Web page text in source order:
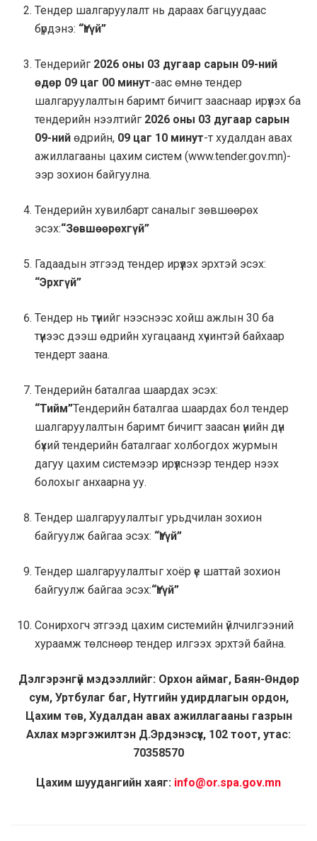
Тендер шалгаруулалт нь дараах багцуудаас
бүрдэнэ: “Үгүй”
Тендерийг 2026 оны 03 дугаар сарын 09-ний
өдөр 09 цаг 00 минут-аас өмнө тендер
шалгаруулалтын баримт бичигт зааснаар ирүүлэх ба
тендерийн нээлтийг 2026 оны 03 дугаар сарын
09-ний өдрийн, 09 цаг 10 минут-т худалдан авах
ажиллагааны цахим систем (www.tender.gov.mn)-
ээр зохион байгуулна.
Тендерийн хувилбарт саналыг зөвшөөрөх
эсэх:“Зөвшөөрөхгүй”
Гадаадын этгээд тендер ирүүлэх эрхтэй эсэх:
“Эрхгүй”
Тендер нь түүнийг нээснээс хойш ажлын 30 ба
түүнээс дээш өдрийн хугацаанд хүчинтэй байхаар
тендерт заана.
Тендерийн баталгаа шаардах эсэх:
“Тийм”Тендерийн баталгаа шаардах бол тендер
шалгаруулалтын баримт бичигт заасан үнийн дүн
бүхий тендерийн баталгааг холбогдох журмын
дагуу цахим системээр ирүүлснээр тендер нээх
болохыг анхаарна уу.
Тендер шалгаруулалтыг урьдчилан зохион
байгуулж байгаа эсэх: “Үгүй”
Тендер шалгаруулалтыг хоёр үе шаттай зохион
байгуулж байгаа эсэх:“Үгүй”
Сонирхогч этгээд цахим системийн үйлчилгээний
хураамж төлснөөр тендер илгээх эрхтэй байна.
Дэлгэрэнгүй мэдээллийг: Орхон аймаг, Баян-Өндөр
сум, Уртбулаг баг, Нутгийн удирдлагын ордон,
Цахим төв, Худалдан авах ажиллагааны газрын
Ахлах мэргэжилтэн Д.Эрдэнэсүх, 102 тоот, утас:
70358570
Цахим шуудангийн хаяг: info@or.spa.gov.mn